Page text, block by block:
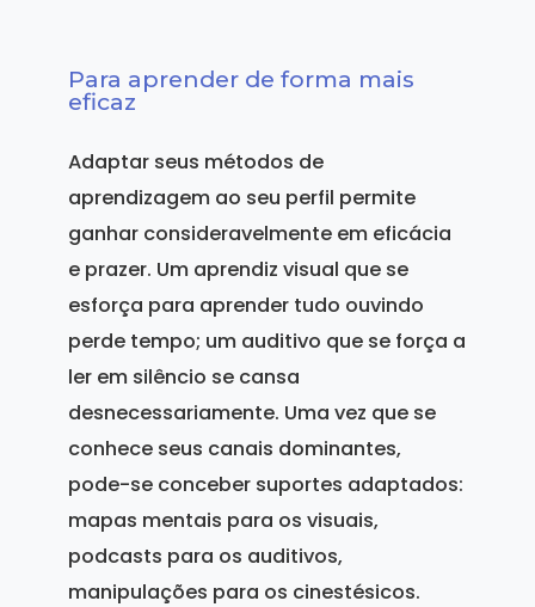
Para aprender de forma mais
eficaz
Adaptar seus métodos de
aprendizagem ao seu perfil permite
ganhar consideravelmente em eficácia
e prazer. Um aprendiz visual que se
esforça para aprender tudo ouvindo
perde tempo; um auditivo que se força a
ler em silêncio se cansa
desnecessariamente. Uma vez que se
conhece seus canais dominantes,
pode-se conceber suportes adaptados:
mapas mentais para os visuais,
podcasts para os auditivos,
manipulações para os cinestésicos.